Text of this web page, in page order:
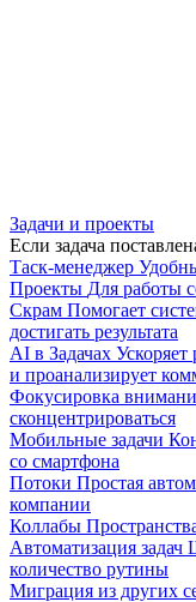
Задачи и проекты
Если задача
Таск-менеджер
Проекты Для работы
Скрам Помогает
достигать результата
AI в Задачах Ускоряет
и проанализирует
Фокусировка
сконцентрироваться
Мобильные задачи
со смартфона
Потоки Простая
компании
Коллабы
Автоматизация задач
количество рутины
Миграция из других